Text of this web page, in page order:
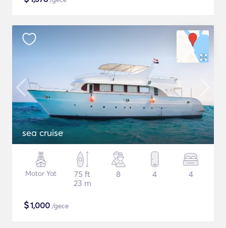
sea cruise
Motor Yat
75 ft
23 m
8 4 4
$1,000 /gece